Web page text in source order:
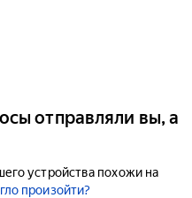
отправляли вы, а
устройства похожи на
произойти?